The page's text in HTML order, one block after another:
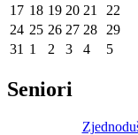
17 18 19 20 21 22
24 25 26 27 28 29
31 1 2 3 4 5
Seniori